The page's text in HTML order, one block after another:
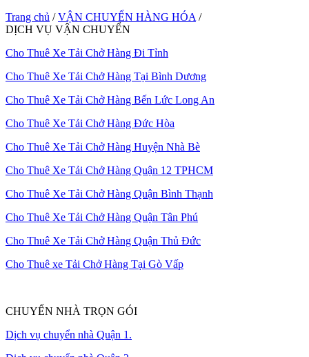
Trang chủ / VẬN CHUYỂN HÀNG HÓA /
DỊCH VỤ VẬN CHUYỂN
Cho Thuê Xe Tải Chở Hàng Đi Tỉnh
Cho Thuê Xe Tải Chở Hàng Tại Bình Dương
Cho Thuê Xe Tải Chở Hàng Bến Lức Long An
Cho Thuê Xe Tải Chở Hàng Đức Hòa
Cho Thuê Xe Tải Chở Hàng Huyện Nhà Bè
Cho Thuê Xe Tải Chở Hàng Quận 12 TPHCM
Cho Thuê Xe Tải Chở Hàng Quận Bình Thạnh
Cho Thuê Xe Tải Chở Hàng Quận Tân Phú
Cho Thuê Xe Tải Chở Hàng Quận Thủ Đức
Cho Thuê xe Tải Chở Hàng Tại Gò Vấp
CHUYỂN NHÀ TRỌN GÓI
Dịch vụ chuyển nhà Quận 1.